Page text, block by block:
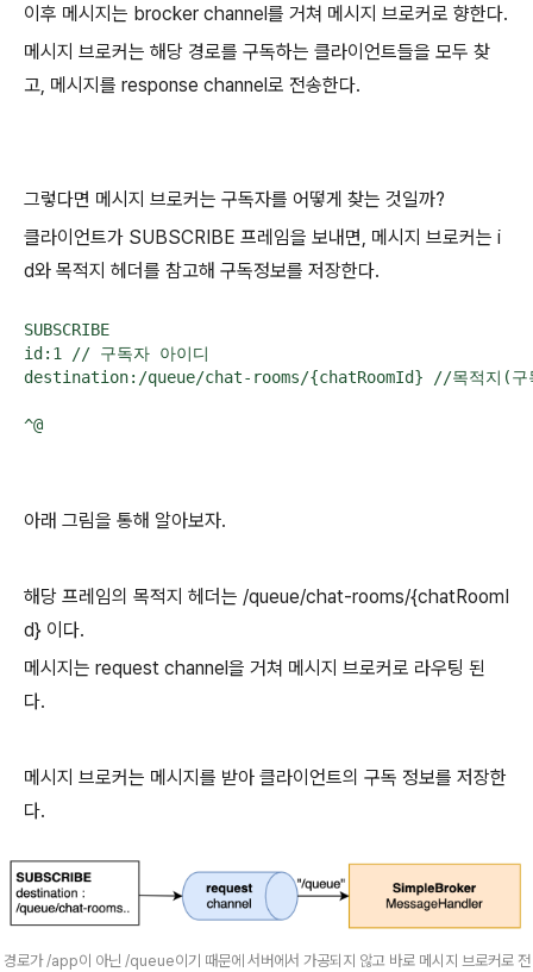
이후 메시지는 brocker channel를 거쳐 메시지 브로커로 향한다.
메시지 브로커는 해당 경로를 구독하는 클라이언트들을 모두 찾
고, 메시지를 response channel로 전송한다.
그렇다면 메시지 브로커는 구독자를 어떻게 찾는 것일까?
클라이언트가 SUBSCRIBE 프레임을 보내면, 메시지 브로커는 i
d와 목적지 헤더를 참고해 구독정보를 저장한다.
SUBSCRIBE
id:1 // 구독자 아이디
destination:/queue/chat-rooms/{chatRoomId} //목적지(구
^@
아래 그림을 통해 알아보자.
해당 프레임의 목적지 헤더는 /queue/chat-rooms/{chatRoomI
d} 이다.
메시지는 request channel을 거쳐 메시지 브로커로 라우팅 된
다.
메시지 브로커는 메시지를 받아 클라이언트의 구독 정보를 저장한
다.
경로가 /app이 아닌 /queue이기 때문에 서버에서 가공되지 않고 바로 메시지 브로커로 전